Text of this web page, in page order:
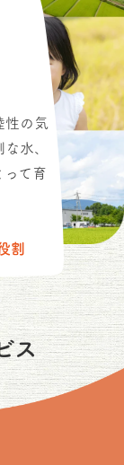
性の気
水、
って育
割
ス